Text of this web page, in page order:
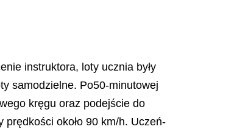
instruktora, loty ucznia były
samodzielne. Po50-minutowej
kręgu oraz podejście do
prędkości około 90 km/h. Uczeń-